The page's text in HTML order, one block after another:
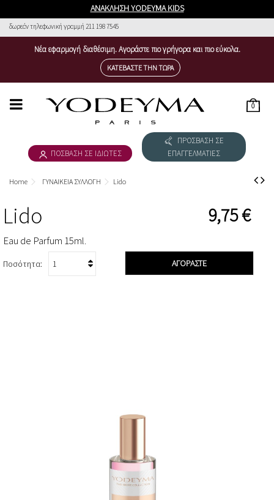
ΑΝΑΚΛΗΣΗ YODEYMA KIDS
δωρεάν τηλεφωνική γραμμή 211 198 7545
Νέα εφαρμογή διαθέσιμη. Αγοράστε πιο γρήγορα και πιο εύκολα.
ΚΑΤΕΒΆΣΤΕ ΤΗΝ ΤΏΡΑ
0
ΠΟΣΒΑΣΗ ΣΕ ΙΔΙΩΤΕΣ
ΠΡΟΣΒΑΣΗ ΣΕ
ΕΠΑΓΓΕΛΜΑΤΙΕΣ
ΓΥΝΑΙΚΕΙΑ ΣΥΛΛΟΓΗ
THE NICHE COLLECTION
Home ΓΥΝΑΙΚΕΙΑ ΣΥΛΛΟΓΗ Lido
Lido
Eau de Parfum 15ml.
9,75 €
Ποσότητα: ΑΓΟΡΆΣΤΕ